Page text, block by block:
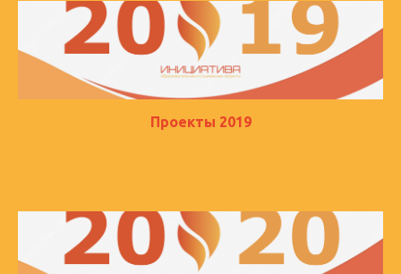
Проекты 2019